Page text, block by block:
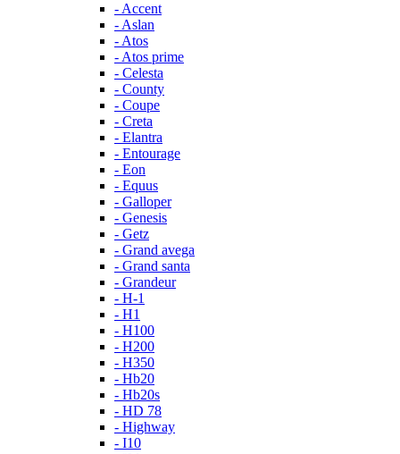
- Accent
- Aslan
- Atos
- Atos prime
- Celesta
- County
- Coupe
- Creta
- Elantra
- Entourage
- Eon
- Equus
- Galloper
- Genesis
- Getz
- Grand avega
- Grand santa
- Grandeur
- H-1
- H1
- H100
- H200
- H350
- Hb20
- Hb20s
- HD 78
- Highway
- I10